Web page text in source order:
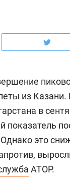
из
в
показатель
это
АТОР.